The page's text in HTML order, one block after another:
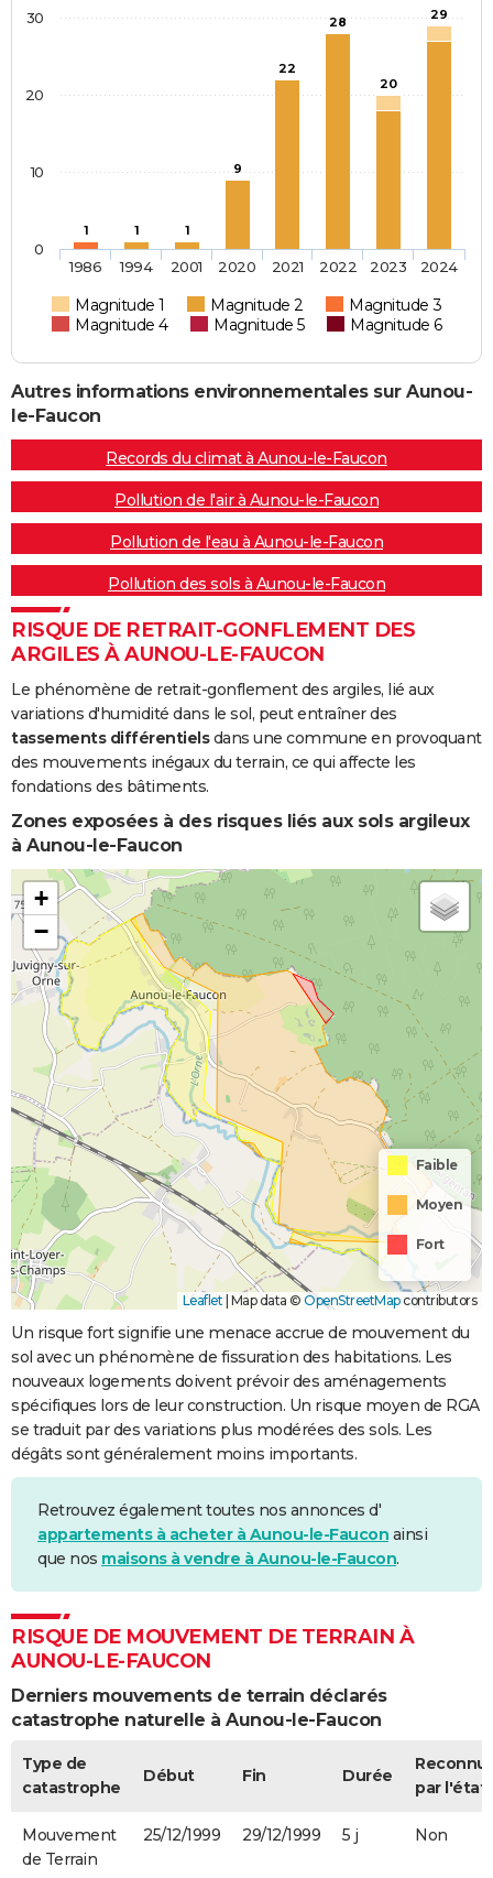
1 1 1
9
22
28
20
29
Magnitude 1 Magnitude 2
Magnitude 3
Magnitude 4
Magnitude 5 Magnitude 6
1986 1994 2001 2020 2021 2022 2023 2024
0
10
20
30
Autres informations environnementales sur Aunou-
le-Faucon
Records du climat à Aunou-le-Faucon
Pollution de l'air à Aunou-le-Faucon
Pollution de l'eau à Aunou-le-Faucon
Pollution des sols à Aunou-le-Faucon
RISQUE DE RETRAIT-GONFLEMENT DES
ARGILES À AUNOU-LE-FAUCON
Le phénomène de retrait-gonflement des argiles, lié aux
variations d'humidité dans le sol, peut entraîner des
tassements différentielsdans une commune en provoquant
des mouvements inégaux du terrain, ce qui affecte les
fondations des bâtiments.
Zones exposées à des risques liés aux sols argileux
à Aunou-le-Faucon
+
−
Faible
Moyen
Fort
Leaflet | Map data © OpenStreetMapcontributors
Un risque fort signifie une menace accrue de mouvement du
sol avec un phénomène de fissuration des habitations. Les
nouveaux logements doivent prévoir des aménagements
spécifiques lors de leur construction. Un risque moyen de RGA
se traduit par des variations plus modérées des sols. Les
dégâts sont généralement moins importants.
Retrouvez également toutes nos annonces d'
appartements à acheter à Aunou-le-Faucon ainsi
que nos maisons à vendre à Aunou-le-Faucon.
RISQUE DE MOUVEMENT DE TERRAIN À
AUNOU-LE-FAUCON
Derniers mouvements de terrain déclarés
catastrophe naturelle à Aunou-le-Faucon
Type de
catastrophe
Début Fin Durée
par l'état
Mouvement
de Terrain
25/12/1999 29/12/1999 5 j Non